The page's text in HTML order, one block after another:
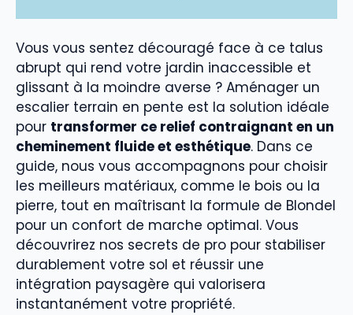
Vous vous sentez découragé face à ce talus
abrupt qui rend votre jardin inaccessible et
glissant à la moindre averse ? Aménager un
escalier terrain en pente est la solution idéale
pour transformer ce relief contraignant en un
cheminement fluide et esthétique. Dans ce
guide, nous vous accompagnons pour choisir
les meilleurs matériaux, comme le bois ou la
pierre, tout en maîtrisant la formule de Blondel
pour un confort de marche optimal. Vous
découvrirez nos secrets de pro pour stabiliser
durablement votre sol et réussir une
intégration paysagère qui valorisera
instantanément votre propriété.